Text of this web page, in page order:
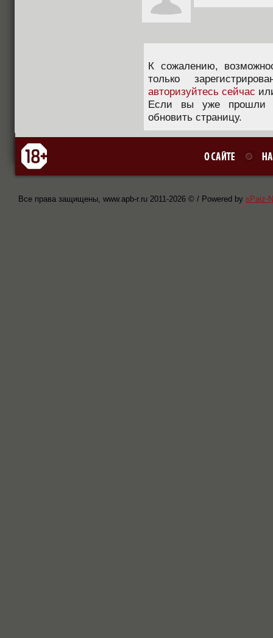
К сожалению,
только
авторизуйтесь сейчас
Если вы уже прошли
обновить страницу.
Все права защищены, www.apb-r.ru 2011-2026 © / Powered by sPaiz-